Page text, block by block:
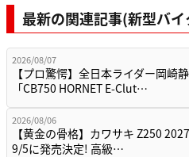
最新の関連記事(新型バ
2026/08/07
【プロ驚愕】全日本ライダー岡崎
「CB750 HORNET E-Clut…
2026/08/06
【黄金の骨格】カワサキ Z250
9/5に発売決定! 高級…